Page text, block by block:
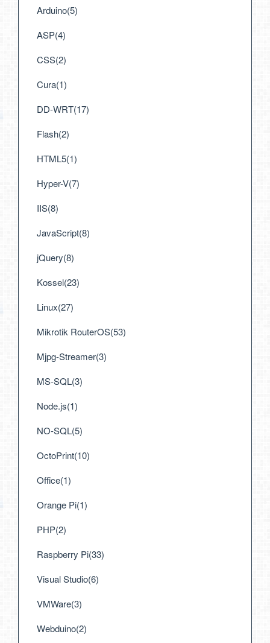
Arduino(5)
ASP(4)
CSS(2)
Cura(1)
DD-WRT(17)
Flash(2)
HTML5(1)
Hyper-V(7)
IIS(8)
JavaScript(8)
jQuery(8)
Kossel(23)
Linux(27)
Mikrotik RouterOS(53)
Mjpg-Streamer(3)
MS-SQL(3)
Node.js(1)
NO-SQL(5)
OctoPrint(10)
Office(1)
Orange Pi(1)
PHP(2)
Raspberry Pi(33)
Visual Studio(6)
VMWare(3)
Webduino(2)